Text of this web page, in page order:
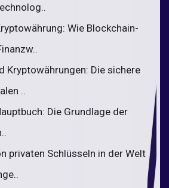
Wie Blockchain-
Kryptowährungen: Die sichere
..
Die Grundlage der
privaten Schlüsseln in der Welt